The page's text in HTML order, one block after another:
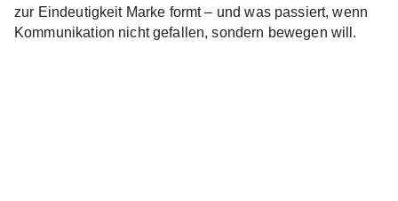
zur Eindeutigkeit Marke formt – und was passiert, wenn
Kommunikation nicht gefallen, sondern bewegen will.